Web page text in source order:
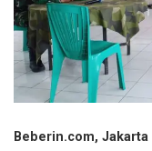
Beberin.com, Jakarta